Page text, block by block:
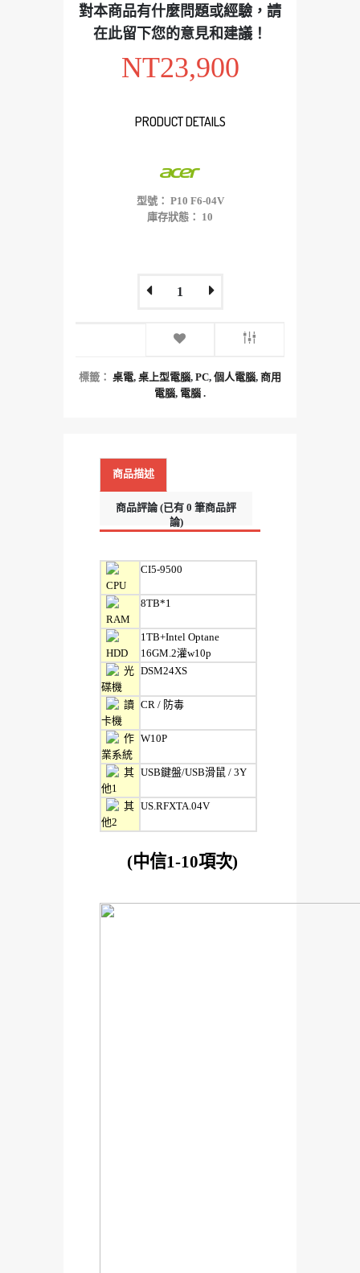
對本商品有什麼問題或經驗，請
在此留下您的意見和建議！
NT23,900
PRODUCT DETAILS
型號： P10 F6-04V
庫存狀態： 10
標籤： 桌電, 桌上型電腦, PC, 個人電腦, 商用
電腦, 電腦 .
商品描述
商品評論 (已有 0 筆商品評
論)
CPU
CI5-9500
RAM
8TB*1
HDD
1TB+Intel Optane
16GM.2灌w10p
光
碟機
DSM24XS
讀
卡機
CR / 防毒
作
業系統
W10P
其
他1
USB鍵盤/USB滑鼠 / 3Y
其
他2
US.RFXTA.04V
(中信1-10項次)